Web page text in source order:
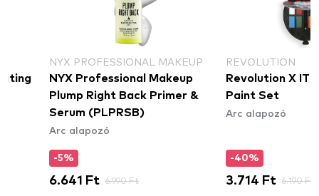
NYX PROFESSIONAL MAKEUP
NYX Professional Makeup
Plump Right Back Primer &
Serum (PLPRSB)
Arc alapozó
6.641 Ft 6.990 Ft
REVOLUTION
Revolution X IT Clown
Paint Set
Arc alapozó
3.714 Ft 6.190 Ft